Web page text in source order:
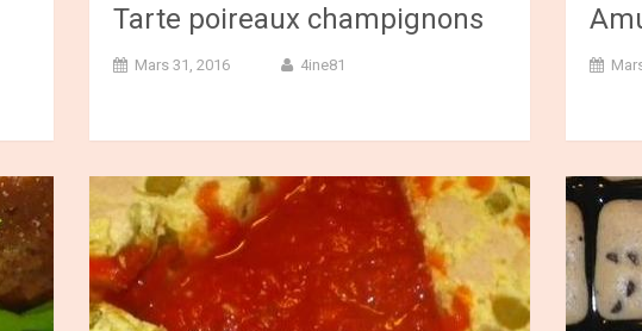
Tarte poireaux champignons
Mars 31, 2016 4ine81